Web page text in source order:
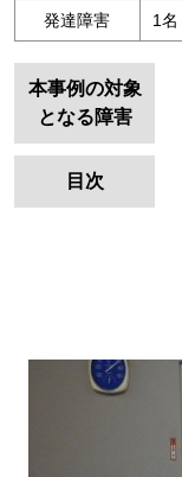
発達障害 1名
本事例の対象
となる障害
目次